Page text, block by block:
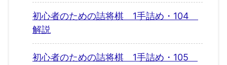
初心者のための詰将棋 1手詰め・104
解説
初心者のための詰将棋 1手詰め・105